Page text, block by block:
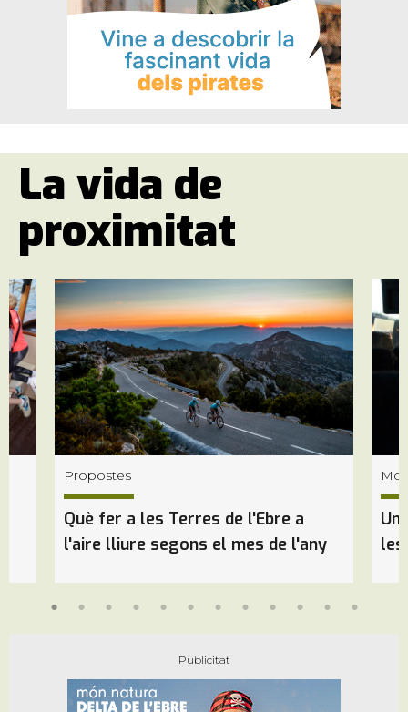
La vida de
proximitat
Propostes
Què fer a les Terres de l'Ebre a
l'aire lliure segons el mes de l'any
les